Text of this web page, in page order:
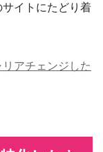
イトにたどり着
アチェンジした